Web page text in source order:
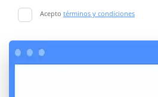
Acepto términos y condiciones